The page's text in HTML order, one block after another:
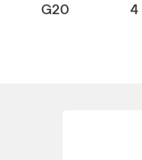
G20 4